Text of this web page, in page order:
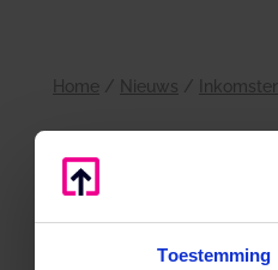
Toestemming
Home / Nieuws /